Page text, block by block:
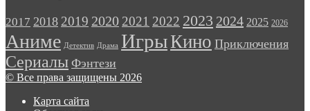
2017 2018 2019 2020 2021 2022 2023 2024 2025 2026
Аниме Детектив Драма ИгрыКино Приключения
Сериалы Фэнтези
© Все права защищены 2026
Карта сайта